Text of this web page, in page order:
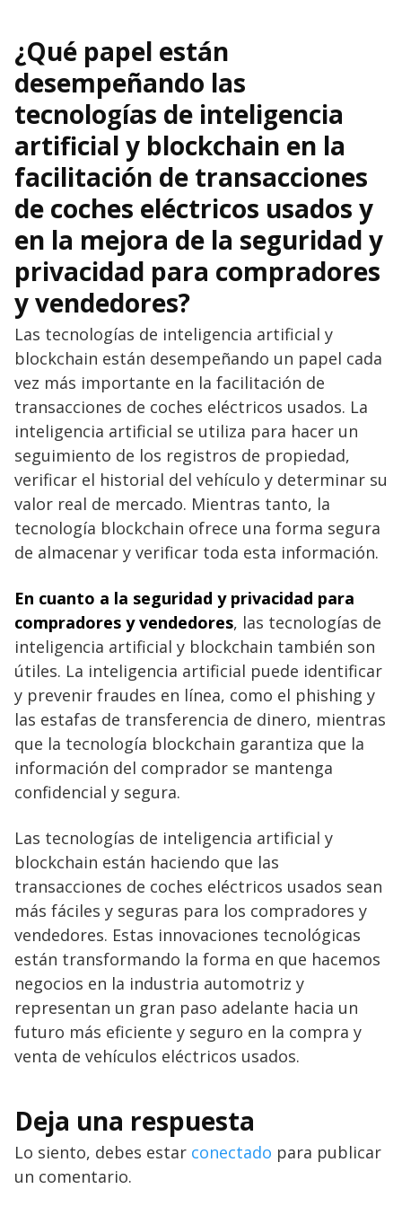
¿Qué papel están
desempeñando las
tecnologías de inteligencia
artificial y blockchain en la
facilitación de transacciones
de coches eléctricos usados ​​y
en la mejora de la seguridad y
privacidad para compradores
y vendedores?
Las tecnologías de inteligencia artificial y
blockchain están desempeñando un papel cada
vez más importante en la facilitación de
transacciones de coches eléctricos usados. La
inteligencia artificial se utiliza para hacer un
seguimiento de los registros de propiedad,
verificar el historial del vehículo y determinar su
valor real de mercado. Mientras tanto, la
tecnología blockchain ofrece una forma segura
de almacenar y verificar toda esta información.
En cuanto a la seguridad y privacidad para
compradores y vendedores, las tecnologías de
inteligencia artificial y blockchain también son
útiles. La inteligencia artificial puede identificar
y prevenir fraudes en línea, como el phishing y
las estafas de transferencia de dinero, mientras
que la tecnología blockchain garantiza que la
información del comprador se mantenga
confidencial y segura.
Las tecnologías de inteligencia artificial y
blockchain están haciendo que las
transacciones de coches eléctricos usados ​​sean
más fáciles y seguras para los compradores y
vendedores. Estas innovaciones tecnológicas
están transformando la forma en que hacemos
negocios en la industria automotriz y
representan un gran paso adelante hacia un
futuro más eficiente y seguro en la compra y
venta de vehículos eléctricos usados.
Deja una respuesta
Lo siento, debes estar conectado para publicar
un comentario.